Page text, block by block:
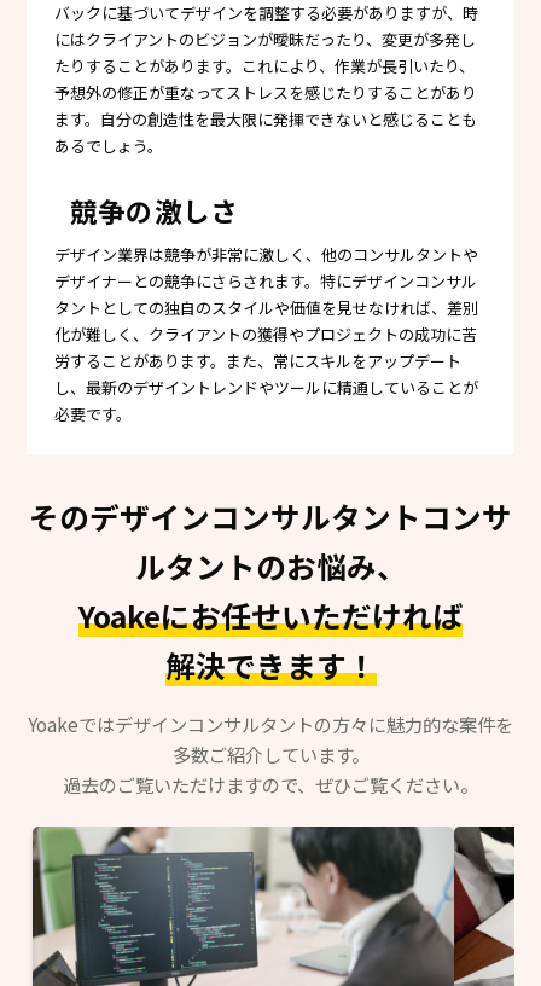
バックに基づいてデザインを調整する必要がありますが、時
にはクライアントのビジョンが曖昧だったり、変更が多発し
たりすることがあります。これにより、作業が長引いたり、
予想外の修正が重なってストレスを感じたりすることがあり
ます。自分の創造性を最大限に発揮できないと感じることも
あるでしょう。
競争の激しさ
デザイン業界は競争が非常に激しく、他のコンサルタントや
デザイナーとの競争にさらされます。特にデザインコンサル
タントとしての独自のスタイルや価値を見せなければ、差別
化が難しく、クライアントの獲得やプロジェクトの成功に苦
労することがあります。また、常にスキルをアップデート
し、最新のデザイントレンドやツールに精通していることが
必要です。
そのデザインコンサルタントコンサ
ルタントのお悩み、
Yoakeにお任せいただければ
解決できます！
Yoakeではデザインコンサルタントの方々に魅力的な案件を
多数ご紹介しています。
過去のご覧いただけますので、ぜひご覧ください。